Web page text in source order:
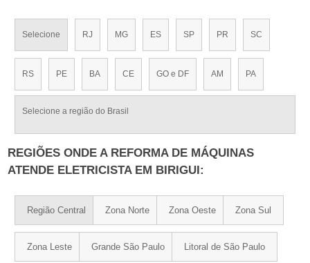
Selecione RJ MG ES SP PR SC
RS PE BA CE GO e DF AM PA
Selecione a região do Brasil
REGIÕES ONDE A REFORMA DE MÁQUINAS
ATENDE ELETRICISTA EM BIRIGUI:
Região Central Zona Norte Zona Oeste Zona Sul
Zona Leste Grande São Paulo Litoral de São Paulo